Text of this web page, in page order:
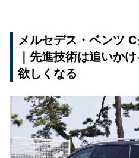
メルセデス・ベンツ
｜先進技術は追いか
欲しくなる